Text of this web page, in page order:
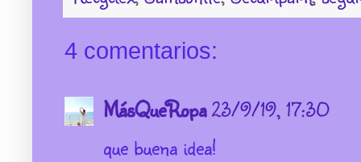
4 comentarios:
MásQueRopa23/9/19, 17:30
que buena idea!